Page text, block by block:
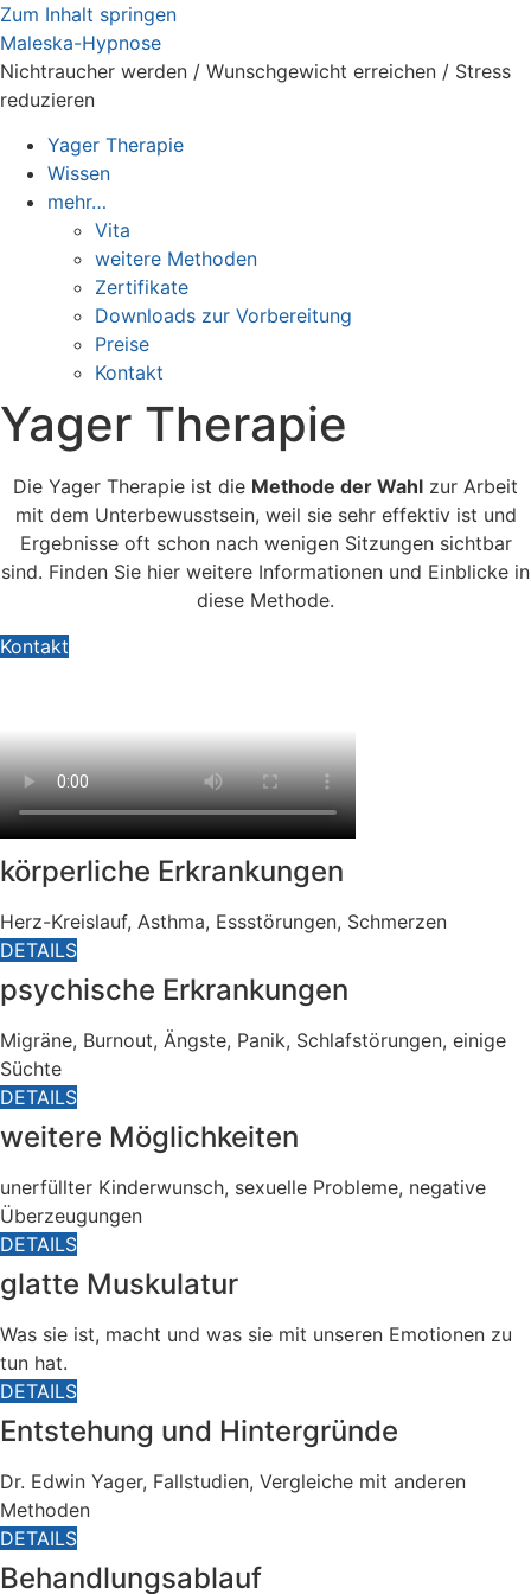
Zum Inhalt springen
Maleska-Hypnose
Nichtraucher werden / Wunschgewicht erreichen / Stress
reduzieren
Yager Therapie
Wissen
mehr…
Vita
weitere Methoden
Zertifikate
Downloads zur Vorbereitung
Preise
Kontakt
Yager Therapie
Die Yager Therapie ist die Methode der Wahl zur Arbeit
mit dem Unterbewusstsein, weil sie sehr effektiv ist und
Ergebnisse oft schon nach wenigen Sitzungen sichtbar
sind. Finden Sie hier weitere Informationen und Einblicke in
diese Methode.
Kontakt
körperliche Erkrankungen
Herz-Kreislauf, Asthma, Essstörungen, Schmerzen
DETAILS
psychische Erkrankungen
Migräne, Burnout, Ängste, Panik, Schlafstörungen, einige
Süchte
DETAILS
weitere Möglichkeiten
unerfüllter Kinderwunsch, sexuelle Probleme, negative
Überzeugungen
DETAILS
glatte Muskulatur
Was sie ist, macht und was sie mit unseren Emotionen zu
tun hat.
DETAILS
Entstehung und Hintergründe
Dr. Edwin Yager, Fallstudien, Vergleiche mit anderen
Methoden
DETAILS
Behandlungsablauf